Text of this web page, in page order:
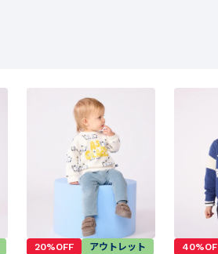
20%OFF アウトレット